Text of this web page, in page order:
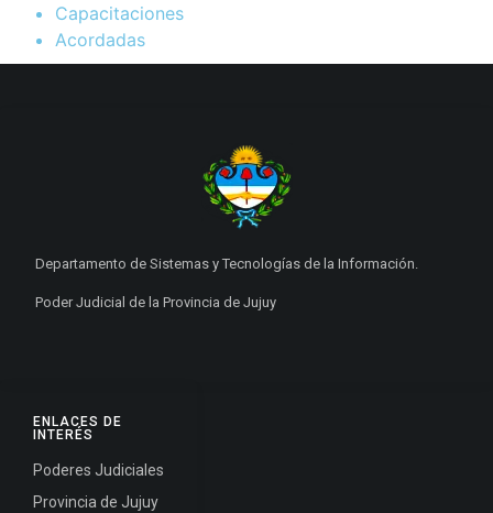
Capacitaciones
Acordadas
ENLACES DE
INTERÉS
Poderes Judiciales
Provincia de Jujuy
Departamento de Sistemas y Tecnologías de la Información.
Poder Judicial de la Provincia de Jujuy